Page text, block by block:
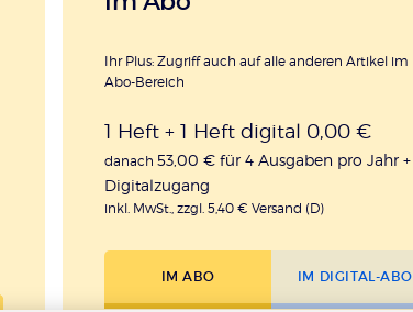
Ihr Plus: Zugriff auch auf alle anderen Artikel im
Abo-Bereich
1 Heft + 1 Heft digital 0,00 €
danach 53,00 € für 4 Ausgaben pro Jahr +
Digitalzugang
inkl. MwSt., zzgl. 5,40 € Versand (D)
IM ABO IM DIGITAL-ABO